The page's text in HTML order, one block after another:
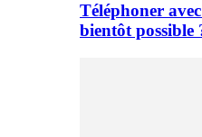
Téléphoner
bientôt possible